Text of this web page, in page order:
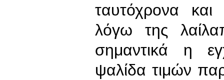
ταυτόχρονα
λόγω της
σημαντικά η
ψαλίδα τιμών